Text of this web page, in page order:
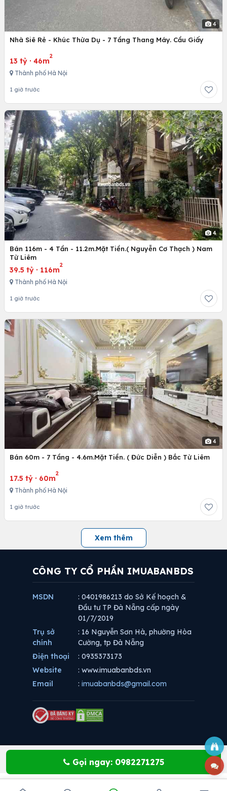
4
Nhà Siê Rẻ - Khúc Thừa Dụ - 7 Tầng Thang Máy. Cầu Giấy
13 tỷ · 46m
2
Thành phố Hà Nội
1 giờ trước
4
Bán 116m - 4 Tần - 11.2m.Mặt Tiền.( Nguyễn Cơ Thạch ) Nam
Từ Liêm
39.5 tỷ · 116m
2
Thành phố Hà Nội
1 giờ trước
4
Bán 60m - 7 Tầng - 4.6m.Mặt Tiền. ( Đức Diễn ) Bắc Từ Liêm
17.5 tỷ · 60m
2
Thành phố Hà Nội
1 giờ trước
Xem thêm
Gọi ngay: 0982271275
CÔNG TY CỔ PHẦN IMUABANBDS
MSDN
: 0401986213 do Sở Kế hoạch &
Đầu tư TP Đà Nẵng cấp ngày
01/7/2019
Trụ sở
chính
: 16 Nguyễn Sơn Hà, phường Hòa
Cường, tp Đà Nẵng
Điện thoại
: 0935373173
Website
: www.imuabanbds.vn
Email
: imuabanbds@gmail.com